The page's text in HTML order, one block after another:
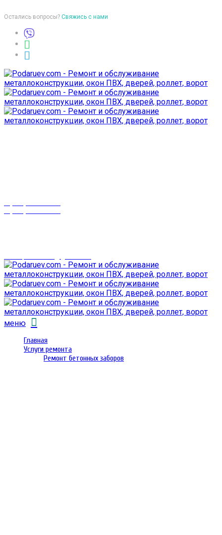
Остались вопросы? Свяжись с нами
меню
Главная
Услуги ремонта
Ремонт бетонных заборов